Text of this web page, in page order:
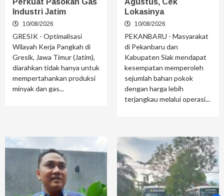
Perkuat Pasokan Gas
Industri Jatim
10/08/2026
GRESIK - Optimalisasi
Wilayah Kerja Pangkah di
Gresik, Jawa Timur (Jatim),
diarahkan tidak hanya untuk
mempertahankan produksi
minyak dan gas...
Agustus, Cek
Lokasinya
10/08/2026
PEKANBARU - Masyarakat
di Pekanbaru dan
Kabupaten Siak mendapat
kesempatan memperoleh
sejumlah bahan pokok
dengan harga lebih
terjangkau melalui operasi...